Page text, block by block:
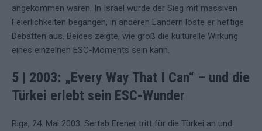
angekommen waren. In Israel wurde der Sieg mit massiven
Feierlichkeiten begangen, in anderen Ländern löste er heftige
Debatten aus. Beides zeigte, wie groß die kulturelle Wirkung
eines einzelnen ESC-Moments sein kann.
5 | 2003: „Every Way That I Can“ – und die
Türkei erlebt sein ESC-Wunder
Riga, 24. Mai 2003. Sertab Erener tritt für die Türkei an und